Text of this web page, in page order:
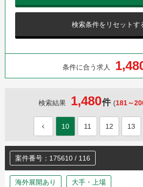
検索条件をリセットす
条件に合う求人 1,48
検索結果 1,480件 (181～
10 11 12 13
案件番号：175610 / 116
海外展開あり 大手・上場